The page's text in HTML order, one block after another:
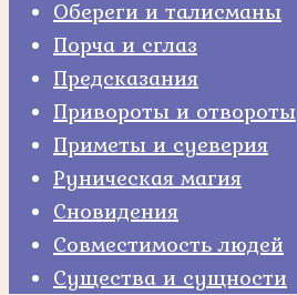
Обереги и талисманы
Порча и сглаз
Предсказания
Привороты и отвороты
Приметы и суеверия
Руническая магия
Сновидения
Совместимость людей
Существа и сущности